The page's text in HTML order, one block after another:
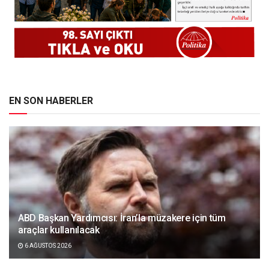
EN SON HABERLER
ABD Başkan Yardımcısı: İran’la müzakere için tüm
araçlar kullanılacak
6 AĞUSTOS 2026